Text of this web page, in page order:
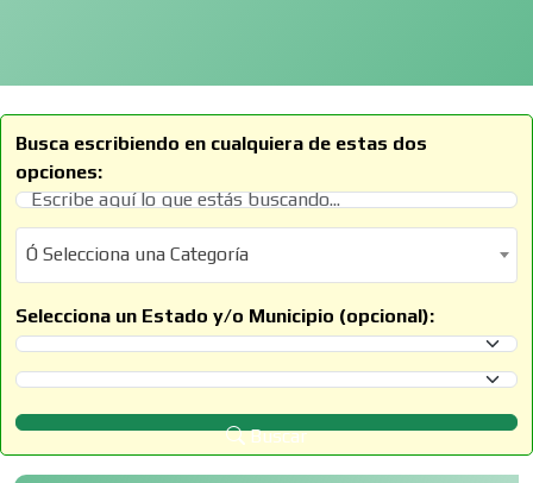
Busca escribiendo en cualquiera de estas dos
opciones:
Ó Selecciona una Categoría
Ó Selecciona una Categoría
Selecciona un Estado y/o Municipio (opcional):
Selecciona un Estado
Selecciona un Municipio
Buscar